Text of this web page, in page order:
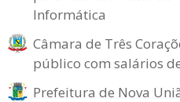
Informática
Câmara de Três
público com salários
Prefeitura de Nova